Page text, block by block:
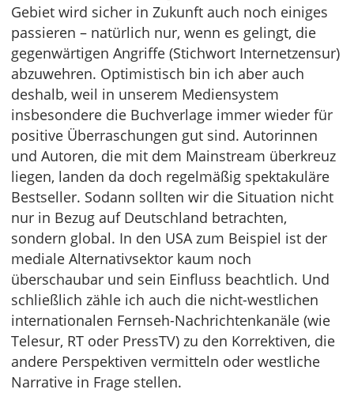
Gebiet wird sicher in Zukunft auch noch einiges
passieren – natürlich nur, wenn es gelingt, die
gegenwärtigen Angriffe (Stichwort Internetzensur)
abzuwehren. Optimistisch bin ich aber auch
deshalb, weil in unserem Mediensystem
insbesondere die Buchverlage immer wieder für
positive Überraschungen gut sind. Autorinnen
und Autoren, die mit dem Mainstream überkreuz
liegen, landen da doch regelmäßig spektakuläre
Bestseller. Sodann sollten wir die Situation nicht
nur in Bezug auf Deutschland betrachten,
sondern global. In den USA zum Beispiel ist der
mediale Alternativsektor kaum noch
überschaubar und sein Einfluss beachtlich. Und
schließlich zähle ich auch die nicht-westlichen
internationalen Fernseh-Nachrichtenkanäle (wie
Telesur, RT oder PressTV) zu den Korrektiven, die
andere Perspektiven vermitteln oder westliche
Narrative in Frage stellen.